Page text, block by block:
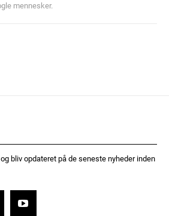
mennesker.
bliv opdateret på de seneste nyheder inden